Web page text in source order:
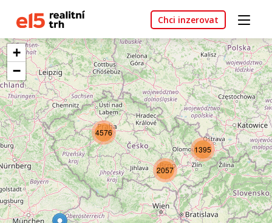
Chci inzerovat
1395
2057
4576
+
−